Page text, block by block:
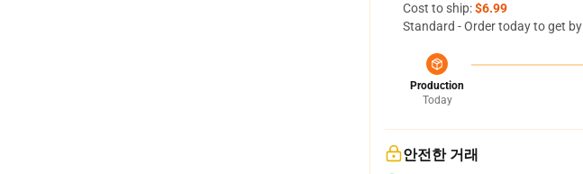
Cost to ship:$6.99
Standard - Order today to get by
Production
Today
안전한 거래